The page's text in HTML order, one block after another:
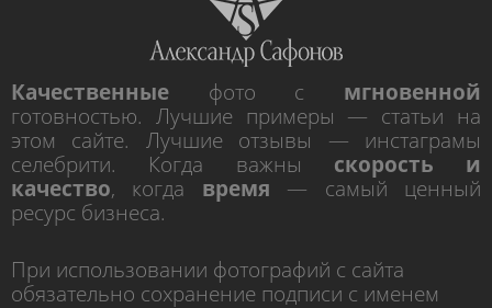
Качественные фото с мгновенной
готовностью. Лучшие примеры — статьи на
этом сайте. Лучшие отзывы — инстаграмы
селебрити. Когда важны скорость и
качество, когда время — самый ценный
ресурс бизнеса.
При использовании фотографий с сайта
обязательно сохранение подписи с именем